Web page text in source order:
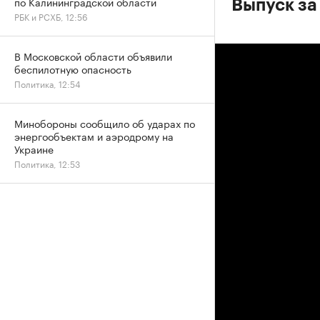
Выпуск
РБК и РСХБ, 12:56
В Московской области объявили
беспилотную опасность
Политика, 12:54
Минобороны сообщило об ударах по
энергообъектам и аэродрому на
Украине
Политика, 12:53